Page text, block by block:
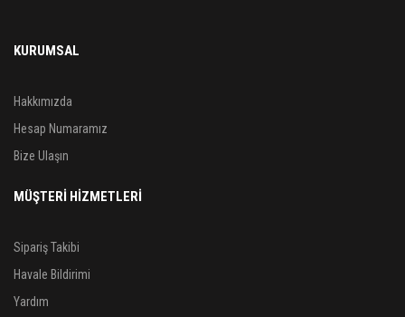
KURUMSAL
Hakkımızda
Hesap Numaramız
Bize Ulaşın
MÜŞTERİ HİZMETLERİ
Sipariş Takibi
Havale Bildirimi
Yardım